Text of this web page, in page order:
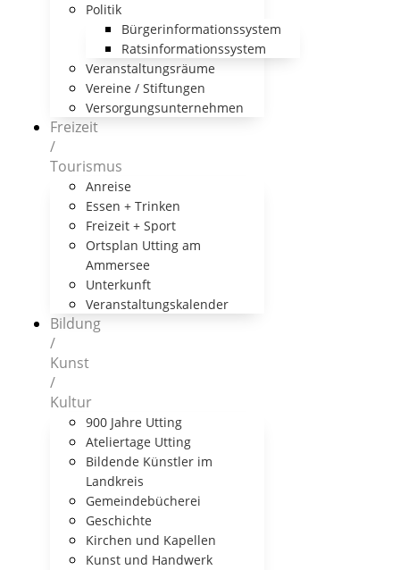
Politik
Bürgerinformationssystem
Ratsinformationssystem
Veranstaltungsräume
Vereine / Stiftungen
Versorgungsunternehmen
Freizeit
/
Tourismus
Anreise
Essen + Trinken
Freizeit + Sport
Ortsplan Utting am
Ammersee
Unterkunft
Veranstaltungskalender
Bildung
/
Kunst
/
Kultur
900 Jahre Utting
Ateliertage Utting
Bildende Künstler im
Landkreis
Gemeindebücherei
Geschichte
Kirchen und Kapellen
Kunst und Handwerk